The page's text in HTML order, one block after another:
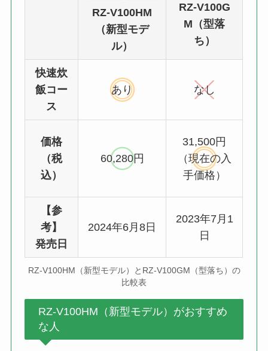
RZ-V100HM
（新型モデ
ル）
RZ-V100G
M（型落
ち）
快速炊
飯コー
ス
あり なし
価格
（税
込）
60,280円
31,500円
（現在の入
手価格）
【参
考】
発売日
2024年6月8日
2023年7月1
日
RZ-V100HM（新型モデル）とRZ-V100GM（型落ち）の
比較表
RZ-V100HM（新型モデル）がおすすめ
な人